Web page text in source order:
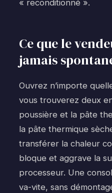
« reconditionné ».
Ce que le
jamais
Ouvrez n’importe
vous trouverez deux
poussière et la pâte
la pâte thermique
transférer la chaleur
bloque et aggrave la
processeur. Une
va-vite, sans